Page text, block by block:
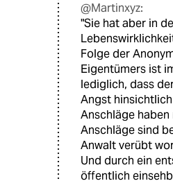
@Martinxyz:
"Sie hat aber in
Folge der
Eigentümers ist
lediglich, dass
Angst
Anschläge haben
Anschläge sind
Anwalt verübt
Und durch ein
öffentlich